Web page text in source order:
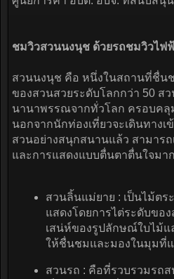
ชมวิวสวนนงนุช ด้วยรถชมวิวไฟ
สวนนงนุช คือ หนึ่งในสถานที่ชื่น
ของสวนสวยระดับโลกกว่า 50 ส
นานาพรรณจากทั่วโลก ครอบคลุ
นอกจากนักท่องเที่ยวจะเดินทาง
สวนอย่างสนุกสนานแล้ว สามาร
และการแสดงแบบตื่นตาตื่นใจมา
สวนลิ้นแม่ยาย : เป็นไม้ต
แสดงโดยการไต่ระดับขอ
เสน่ห์ของรูปลักษณ์ใบไม้
ให้ชื่นชมและมองในมุมที่
สวนรถ : คือที่รวบรวมรถ